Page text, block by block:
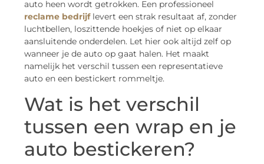
auto heen wordt getrokken. Een professioneel
reclame bedrijflevert een strak resultaat af, zonder
luchtbellen, loszittende hoekjes of niet op elkaar
aansluitende onderdelen. Let hier ook altijd zelf op
wanneer je de auto op gaat halen. Het maakt
namelijk het verschil tussen een representatieve
auto en een bestickert rommeltje.
Wat is het verschil
tussen een wrap en je
auto bestickeren?